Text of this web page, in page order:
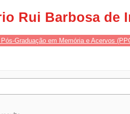
Rui Barbosa de
Pós-Graduação em Memória e Acervos